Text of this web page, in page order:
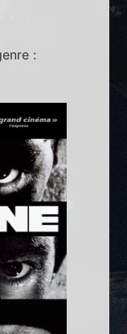
: